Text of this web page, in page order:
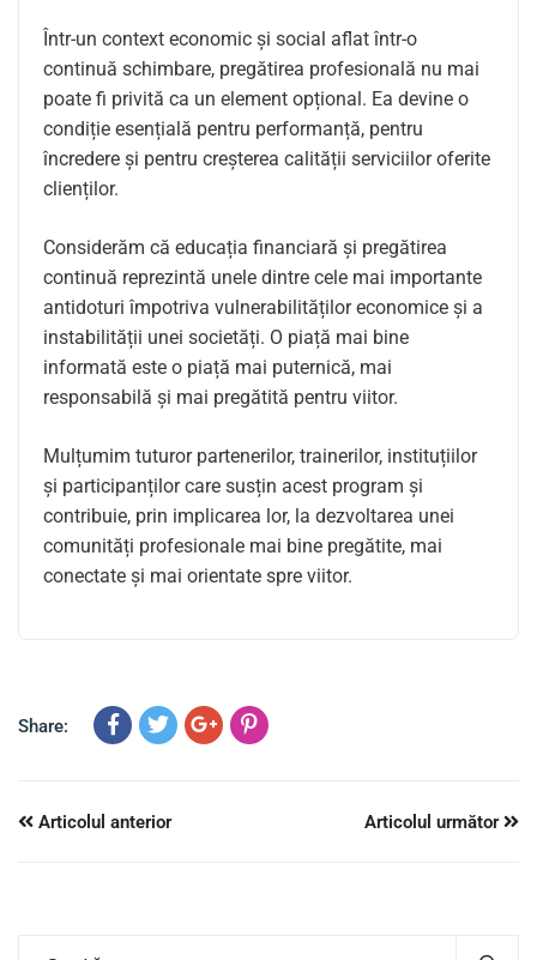
Într-un context economic și social aflat într-o
continuă schimbare, pregătirea profesională nu mai
poate fi privită ca un element opțional. Ea devine o
condiție esențială pentru performanță, pentru
încredere și pentru creșterea calității serviciilor oferite
clienților.
Considerăm că educația financiară și pregătirea
continuă reprezintă unele dintre cele mai importante
antidoturi împotriva vulnerabilităților economice și a
instabilității unei societăți. O piață mai bine
informată este o piață mai puternică, mai
responsabilă și mai pregătită pentru viitor.
Mulțumim tuturor partenerilor, trainerilor, instituțiilor
și participanților care susțin acest program și
contribuie, prin implicarea lor, la dezvoltarea unei
comunități profesionale mai bine pregătite, mai
conectate și mai orientate spre viitor.
Share:
Articolul anterior Articolul următor